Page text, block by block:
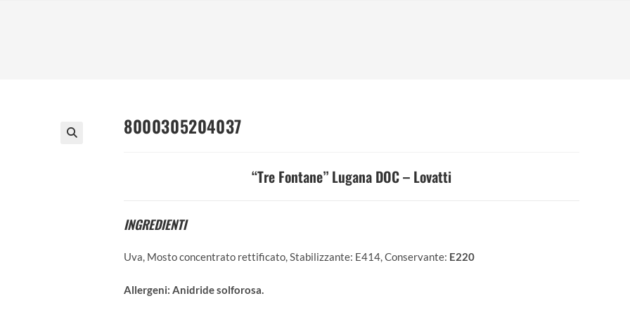
8000305204037
“Tre Fontane” Lugana DOC – Lovatti
INGREDIENTI
Uva, Mosto concentrato rettificato, Stabilizzante: E414, Conservante: E220
Allergeni: Anidride solforosa.